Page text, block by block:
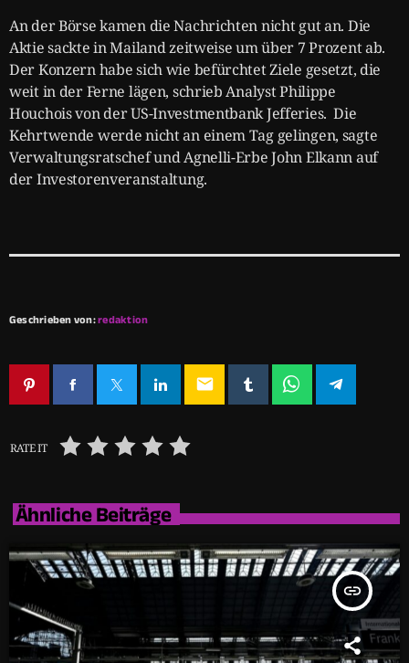
An der Börse kamen die Nachrichten nicht gut an. Die
Aktie sackte in Mailand zeitweise um über 7 Prozent ab.
Der Konzern habe sich wie befürchtet Ziele gesetzt, die
weit in der Ferne lägen, schrieb Analyst Philippe
Houchois von der US-Investmentbank Jefferies. Die
Kehrtwende werde nicht an einem Tag gelingen, sagte
Verwaltungsratschef und Agnelli-Erbe John Elkann auf
der Investorenveranstaltung.
Geschrieben von:redaktion
email
RATE IT
Ähnliche Beiträge
insert_link